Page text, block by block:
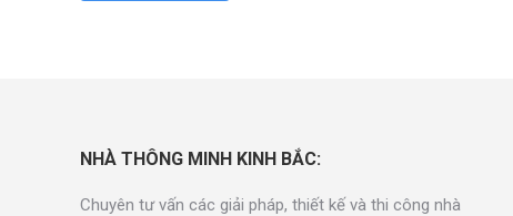
NHÀ THÔNG MINH KINH BẮC:
Chuyên tư vấn các giải pháp, thiết kế và thi công nhà